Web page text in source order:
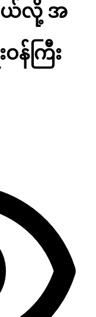
ယ်လို့ အ
ဝန်ကြီး